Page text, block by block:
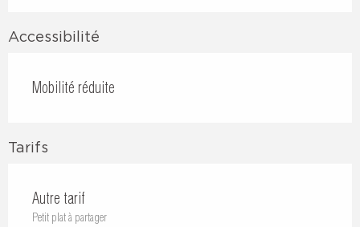
Accessibilité
Mobilité réduite
Tarifs
Autre tarif
Petit plat à partager